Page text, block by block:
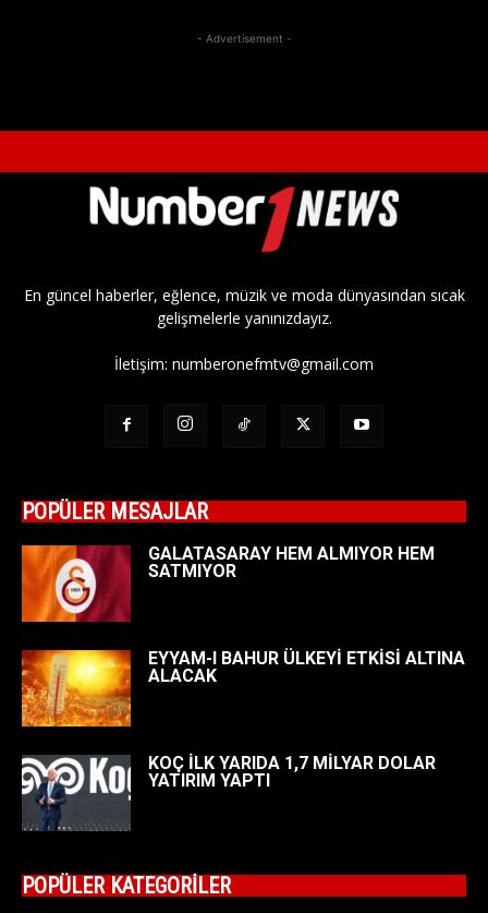
- Advertisement -
En güncel haberler, eğlence, müzik ve moda dünyasından sıcak
gelişmelerle yanınızdayız.
İletişim: numberonefmtv@gmail.com
POPÜLER MESAJLAR
GALATASARAY HEM ALMIYOR HEM
SATMIYOR
EYYAM-I BAHUR ÜLKEYİ ETKİSİ ALTINA
ALACAK
KOÇ İLK YARIDA 1,7 MİLYAR DOLAR
YATIRIM YAPTI
POPÜLER KATEGORİLER